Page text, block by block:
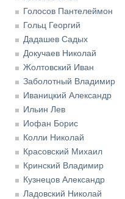
Голосов Пантелеймон
Гольц Георгий
Дадашев Садых
Докучаев Николай
Жолтовский Иван
Заболотный Владимир
Иваницкий Александр
Ильин Лев
Иофан Борис
Колли Николай
Красовский Михаил
Кринский Владимир
Кузнецов Александр
Ладовский Николай